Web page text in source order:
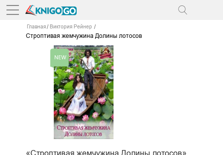
Главная Виктория Рейнер
Строптивая жемчужина Долины лотосов